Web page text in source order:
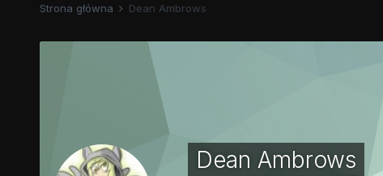
Strona główna Dean Ambrows
Dean Ambrows